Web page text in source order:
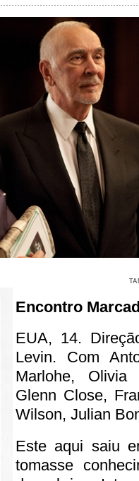
Encontro
EUA, 14.
Levin. Com
Marlohe,
Glenn Close,
Wilson, Julian
Este aqui saiu
tomasse